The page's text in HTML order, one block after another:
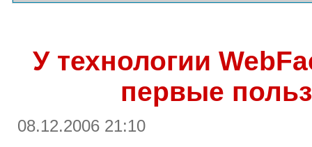
У технологии
первые
08.12.2006 21:10